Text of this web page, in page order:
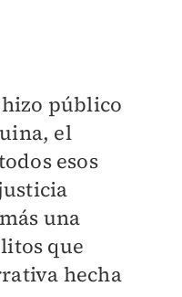
público
el
esos
una
que
hecha